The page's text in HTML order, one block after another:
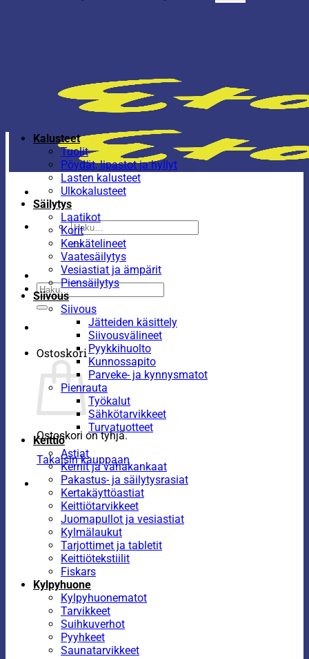
Etsi:
Etsi:
Ostoskori
Ostoskori on tyhjä.
Takaisin kauppaan
Kalusteet
Tuolit
Pöydät, lipastot ja hyllyt
Lasten kalusteet
Ulkokalusteet
Säilytys
Laatikot
Korit
Kenkätelineet
Vaatesäilytys
Vesiastiat ja ämpärit
Piensäilytys
Siivous
Siivous
Jätteiden käsittely
Siivousvälineet
Pyykkihuolto
Kunnossapito
Parveke- ja kynnysmatot
Pienrauta
Työkalut
Sähkötarvikkeet
Turvatuotteet
Keittiö
Astiat
Kernit ja vahakankaat
Pakastus- ja säilytysrasiat
Kertakäyttöastiat
Keittiötarvikkeet
Juomapullot ja vesiastiat
Kylmälaukut
Tarjottimet ja tabletit
Keittiötekstiilit
Fiskars
Kylpyhuone
Kylpyhuonematot
Tarvikkeet
Suihkuverhot
Pyyhkeet
Saunatarvikkeet